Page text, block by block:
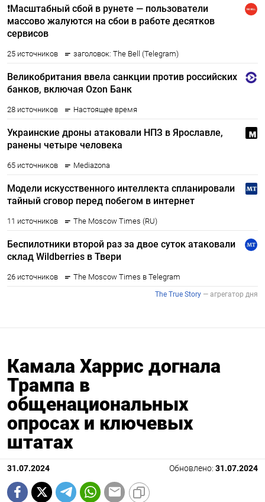
Камала Харрис догнала
Трампа в
общенациональных
опросах и ключевых
штатах
31.07.2024 Обновлено: 31.07.2024